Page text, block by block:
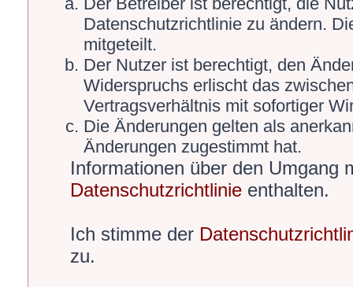
Datenschutzrichtlinie zu ändern.
mitgeteilt.
Der Nutzer ist berechtigt, den
Widerspruchs erlischt das
Vertragsverhältnis mit sofortiger
Die Änderungen gelten als
Änderungen zugestimmt hat.
Informationen über den Umgang
Datenschutzrichtlinie enthalten.
Ich stimme der
zu.